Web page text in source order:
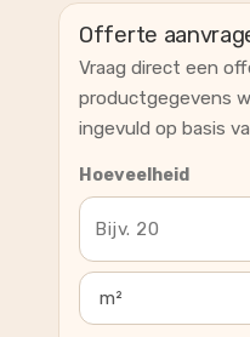
Offerte
Vraag direct een
productgegevens
ingevuld op basis
Hoeveelheid